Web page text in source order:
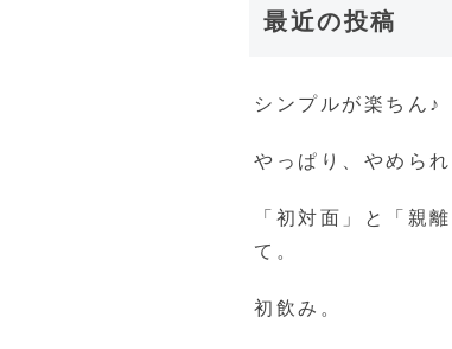
最近の投稿
シンプルが楽ちん♪
やっぱり、やめられ
「初対面」と「親
て。
初飲み。